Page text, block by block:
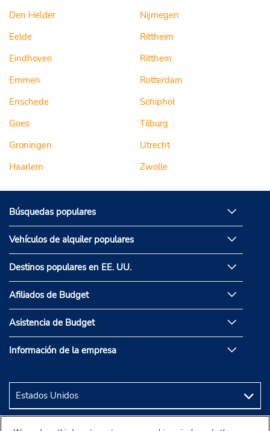
Den Helder
Eelde
Eindhoven
Emmen
Enschede
Goes
Groningen
Haarlem
Nijmegen
Rittheim
Ritthem
Rotterdam
Schiphol
Tilburg
Utrecht
Zwolle
Búsquedas populares
Vehículos de alquiler populares
Destinos populares en EE. UU.
Afiliados de Budget
Asistencia de Budget
Información de la empresa